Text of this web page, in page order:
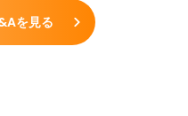
を見る